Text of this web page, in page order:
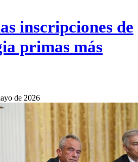
inscripciones de
primas más
de 2026